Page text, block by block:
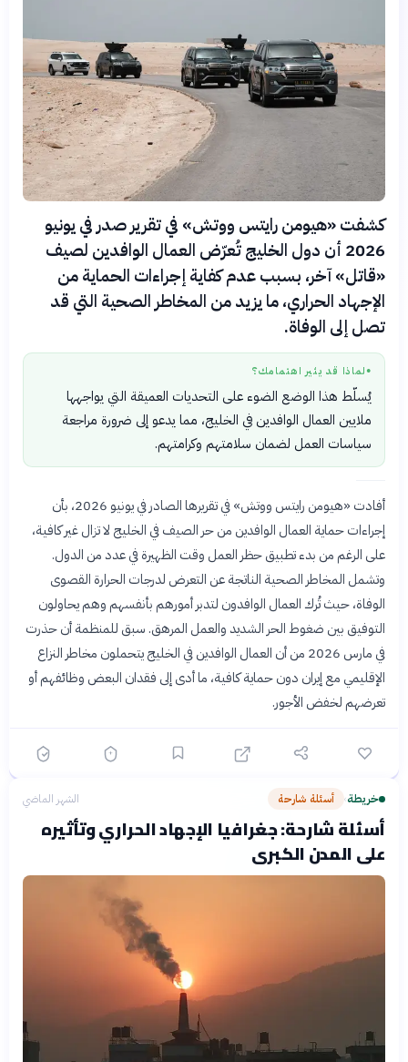
كشفت «هيومن رايتس ووتش» في تقرير صدر في يونيو
2026 أن دول الخليج تُعرّض العمال الوافدين لصيف
«قاتل» آخر، بسبب عدم كفاية إجراءات الحماية من
الإجهاد الحراري، ما يزيد من المخاطر الصحية التي قد
تصل إلى الوفاة.
● لماذا قد يثير اهتمامك؟
يُسلّط هذا الوضع الضوء على التحديات العميقة التي يواجهها
ملايين العمال الوافدين في الخليج، مما يدعو إلى ضرورة مراجعة
سياسات العمل لضمان سلامتهم وكرامتهم.
أفادت «هيومن رايتس ووتش» في تقريرها الصادر في يونيو 2026، بأن
إجراءات حماية العمال الوافدين من حر الصيف في الخليج لا تزال غير كافية،
على الرغم من بدء تطبيق حظر العمل وقت الظهيرة في عدد من الدول.
وتشمل المخاطر الصحية الناتجة عن التعرض لدرجات الحرارة القصوى
الوفاة، حيث تُرك العمال الوافدون لتدبر أمورهم بأنفسهم وهم يحاولون
التوفيق بين ضغوط الحر الشديد والعمل المرهق. سبق للمنظمة أن حذرت
في مارس 2026 من أن العمال الوافدين في الخليج يتحملون مخاطر النزاع
الإقليمي مع إيران دون حماية كافية، ما أدى إلى فقدان البعض وظائفهم أو
تعرضهم لخفض الأجور.
خريطة› أسئلة شارحة الشهر الماضي
أسئلة شارحة: جغرافيا الإجهاد الحراري وتأثيره
على المدن الكبرى